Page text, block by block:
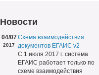
Новости
04/07
2017
Схема взаимодействия
документов ЕГАИС v2
С 1 июля 2017 г. система
ЕГАИС работает только по
схеме взаимодействия